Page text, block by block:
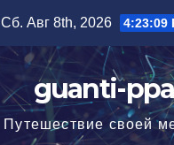
Сб. Авг 8th, 2026 4:23:10
guanti-ppa
Путешествие своей